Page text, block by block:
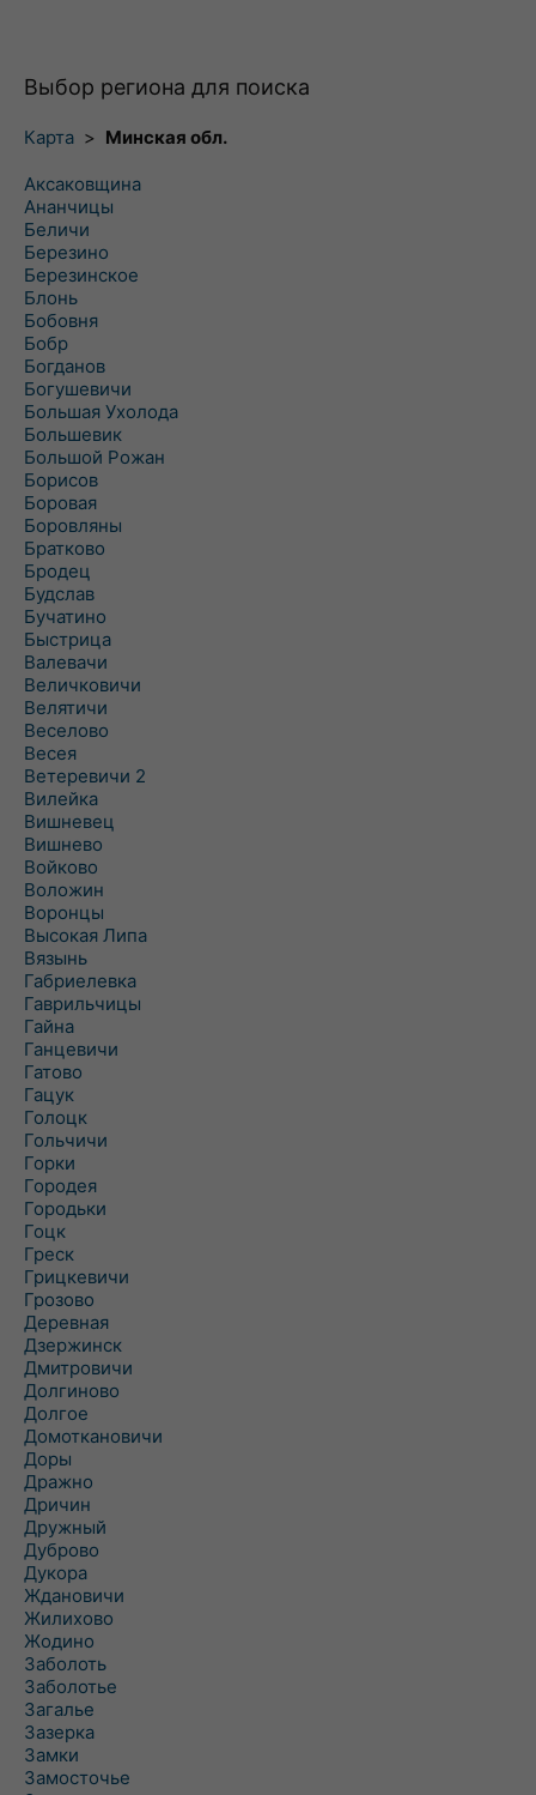
Выбор региона для поиска
Карта > Минская обл.
Аксаковщина
Ананчицы
Беличи
Березино
Березинское
Блонь
Бобовня
Бобр
Богданов
Богушевичи
Большая Ухолода
Большевик
Большой Рожан
Борисов
Боровая
Боровляны
Братково
Бродец
Будслав
Бучатино
Быстрица
Валевачи
Величковичи
Велятичи
Веселово
Весея
Ветеревичи 2
Вилейка
Вишневец
Вишнево
Войково
Воложин
Воронцы
Высокая Липа
Вязынь
Габриелевка
Гаврильчицы
Гайна
Ганцевичи
Гатово
Гацук
Голоцк
Гольчичи
Горки
Городея
Городьки
Гоцк
Греск
Грицкевичи
Грозово
Деревная
Дзержинск
Дмитровичи
Долгиново
Долгое
Домоткановичи
Доры
Дражно
Дричин
Дружный
Дуброво
Дукора
Ждановичи
Жилихово
Жодино
Заболоть
Заболотье
Загалье
Зазерка
Замки
Замосточье